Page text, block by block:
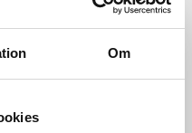
Om
Pristabell Recensioner
tyskt Dokumental-bläck,